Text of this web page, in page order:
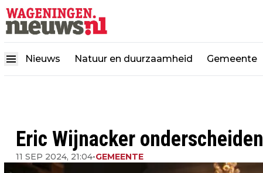
Nieuws Natuur en duurzaamheid Gemeente
Eric Wijnacker
11 SEP 2024, 21:04•GEMEENTE